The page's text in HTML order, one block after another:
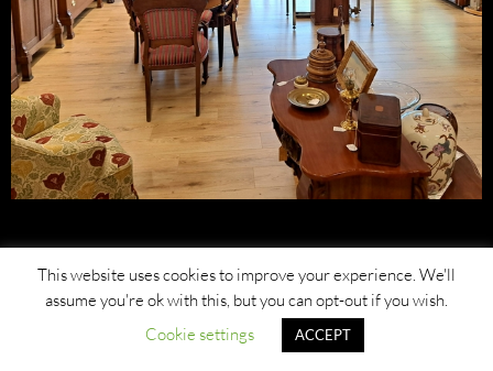
This website uses cookies to improve your experience. We'll
assume you're ok with this, but you can opt-out if you wish.
Cookie settings
ACCEPT